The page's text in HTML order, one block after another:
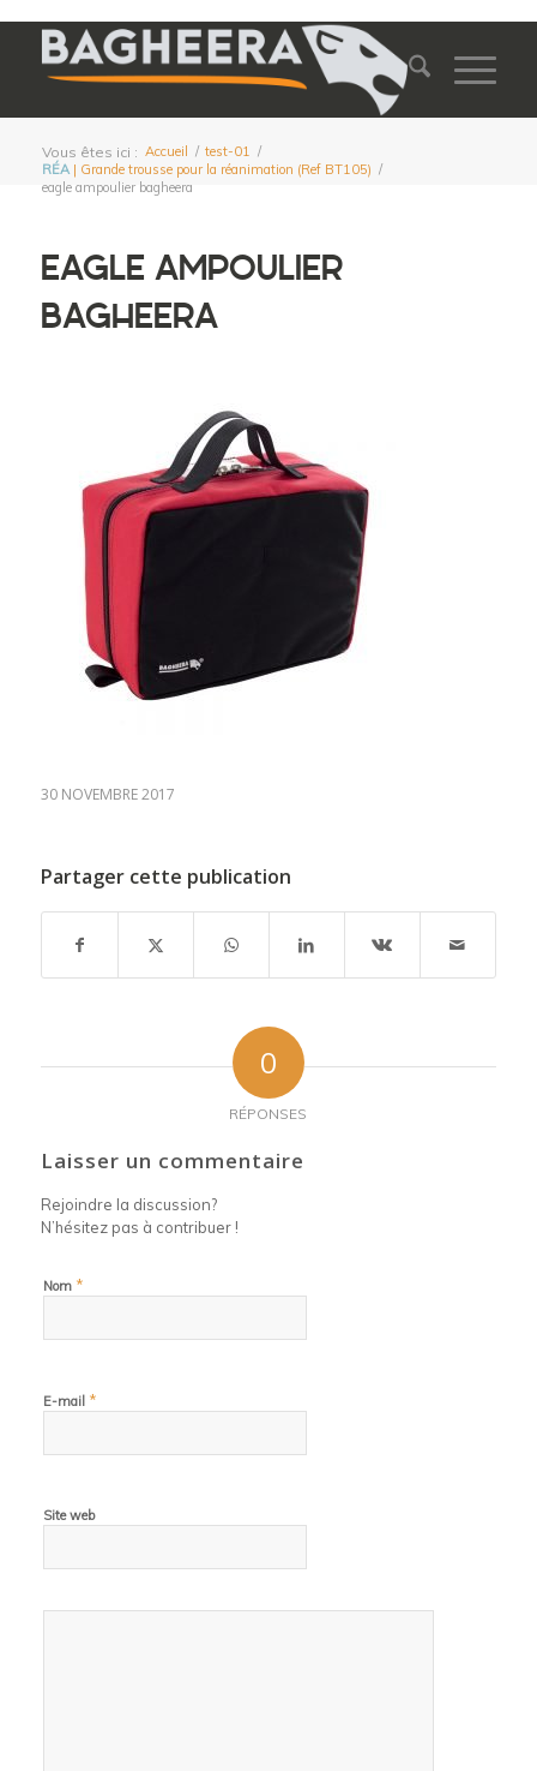
Vous êtes ici : Accueil / test-01 /
RÉA| Grande trousse pour la réanimation (Ref BT105) /
eagle ampoulier bagheera
EAGLE AMPOULIER
BAGHEERA
30 NOVEMBRE 2017
Partager cette publication
0
RÉPONSES
Laisser un commentaire
Rejoindre la discussion?
N’hésitez pas à contribuer !
Nom *
E-mail *
Site web